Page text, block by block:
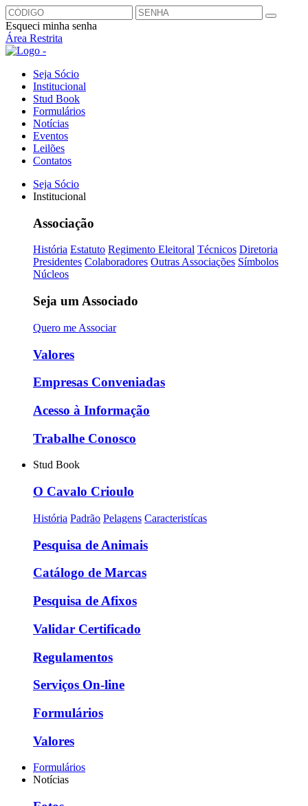
Esqueci minha senha
Área Restrita
Seja Sócio
Institucional
Stud Book
Formulários
Notícias
Eventos
Leilões
Contatos
Seja Sócio
Institucional
Associação
História Estatuto Regimento Eleitoral Técnicos Diretoria
Presidentes Colaboradores Outras Associações Símbolos
Núcleos
Seja um Associado
Quero me Associar
Valores
Empresas Conveniadas
Acesso à Informação
Trabalhe Conosco
Stud Book
O Cavalo Crioulo
História Padrão Pelagens Caracteristícas
Pesquisa de Animais
Catálogo de Marcas
Pesquisa de Afixos
Validar Certificado
Regulamentos
Serviços On-line
Formulários
Valores
Formulários
Notícias